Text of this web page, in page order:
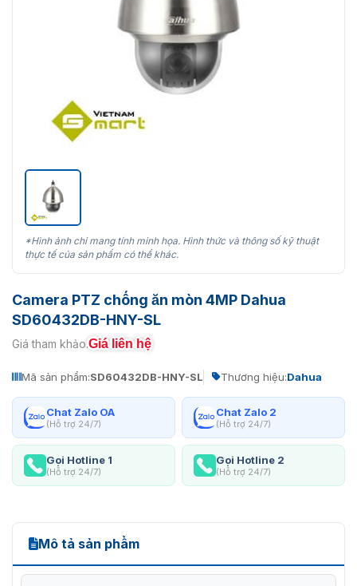
*Hình ảnh chỉ mang tính minh họa. Hình thức và thông số kỹ thuật
thực tế của sản phẩm có thể khác.
Camera PTZ chống ăn mòn 4MP Dahua
SD60432DB-HNY-SL
Giá tham khảo:Giá liên hệ
Mã sản phẩm:SD60432DB-HNY-SL Thương hiệu:Dahua
Chat Zalo OA
(Hỗ trợ 24/7)
Chat Zalo 2
(Hỗ trợ 24/7)
Gọi Hotline 1
(Hỗ trợ 24/7)
Gọi Hotline 2
(Hỗ trợ 24/7)
Mô tả sản phẩm